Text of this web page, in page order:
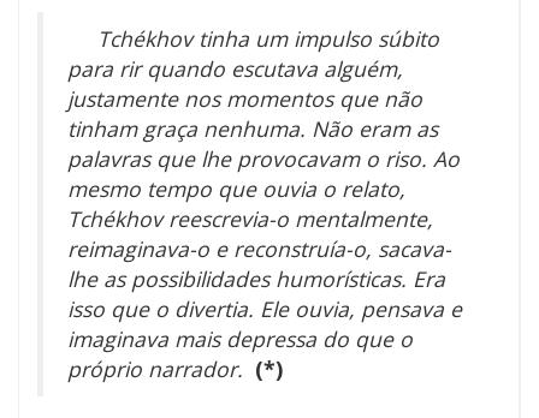
Tchékhov tinha um impulso súbito
para rir quando escutava alguém,
justamente nos momentos que não
tinham graça nenhuma. Não eram as
palavras que lhe provocavam o riso. Ao
mesmo tempo que ouvia o relato,
Tchékhov reescrevia-o mentalmente,
reimaginava-o e reconstruía-o, sacava-
lhe as possibilidades humorísticas. Era
isso que o divertia. Ele ouvia, pensava e
imaginava mais depressa do que o
próprio narrador. (*)